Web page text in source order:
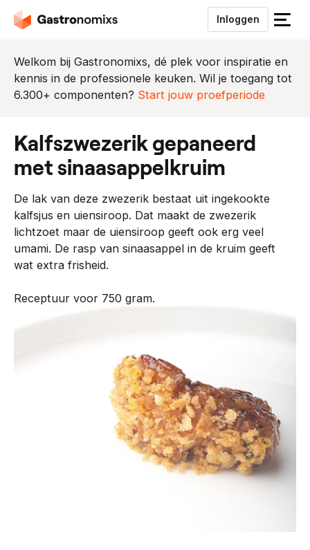
Inloggen
S
u
i
Welkom bij Gastronomixs, dé plek voor inspiratie en
kennis in de professionele keuken. Wil je toegang tot
6.300+ componenten? Start jouw proefperiode
kalfszwezerik gepaneerd
met sinaasappelkruim
De lak van deze zwezerik bestaat uit ingekookte
kalfsjus en uiensiroop. Dat maakt de zwezerik
lichtzoet maar de uiensiroop geeft ook erg veel
umami. De rasp van sinaasappel in de kruim geeft
wat extra frisheid.
Receptuur voor 750 gram.